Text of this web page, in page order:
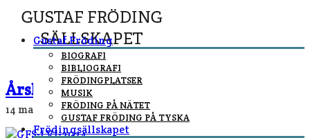
Gustaf Fröding
BIOGRAFI
BIBLIOGRAFI
FRÖDINGPLATSER
MUSIK
FRÖDING PÅ NÄTET
GUSTAF FRÖDING PÅ TYSKA
Frödingsällskapet
Årsboken 2024: ”Ett liv efter detta”
14 mars, 2025Byjohan@kylskapspoesi.com